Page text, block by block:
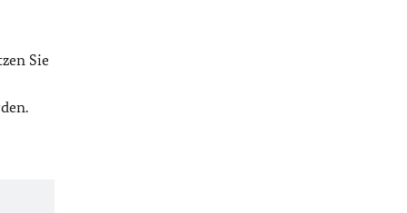
Sie